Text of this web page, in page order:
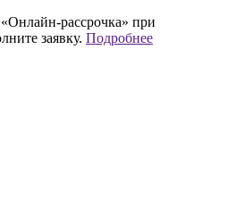
рассрочка» при
заявку. Подробнее